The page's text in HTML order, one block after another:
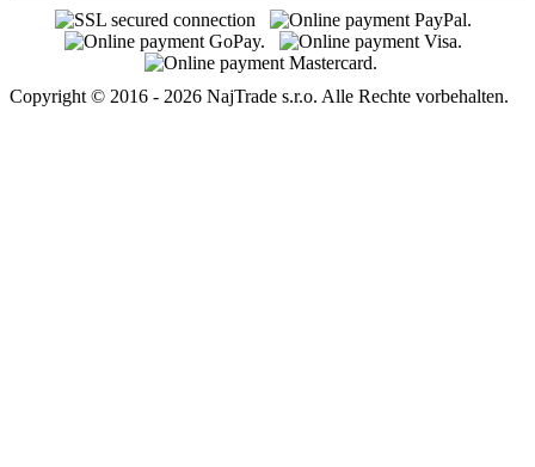
Copyright © 2016 - 2026 NajTrade s.r.o. Alle Rechte vorbehalten.